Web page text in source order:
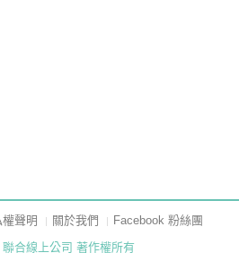
權聲明 關於我們
Facebook 粉絲團
聯合線上公司 著作權所有